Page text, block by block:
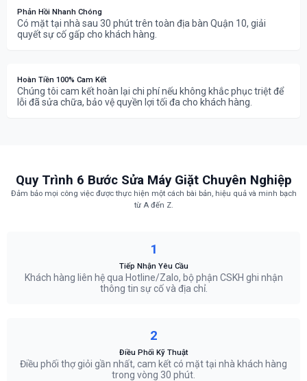
Phản Hồi Nhanh Chóng
Có mặt tại nhà sau 30 phút trên toàn địa bàn Quận 10, giải
quyết sự cố gấp cho khách hàng.
Hoàn Tiền 100% Cam Kết
Chúng tôi cam kết hoàn lại chi phí nếu không khắc phục triệt để
lỗi đã sửa chữa, bảo vệ quyền lợi tối đa cho khách hàng.
Quy Trình 6 Bước Sửa Máy Giặt Chuyên Nghiệp
Đảm bảo mọi công việc được thực hiện một cách bài bản, hiệu quả và minh bạch
từ A đến Z.
1
Tiếp Nhận Yêu Cầu
Khách hàng liên hệ qua Hotline/Zalo, bộ phận CSKH ghi nhận
thông tin sự cố và địa chỉ.
2
Điều Phối Kỹ Thuật
Điều phối thợ giỏi gần nhất, cam kết có mặt tại nhà khách hàng
trong vòng 30 phút.